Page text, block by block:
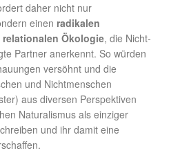
daher nicht nur
einen radikalen
relationalen Ökologie, die Nicht-
Partner anerkennt. So würden
versöhnt und die
und Nichtmenschen
aus diversen Perspektiven
Naturalismus als einziger
und ihr damit eine